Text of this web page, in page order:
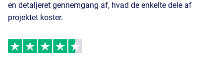
en detaljeret gennemgang af, hvad de enkelte dele af
projektet koster.